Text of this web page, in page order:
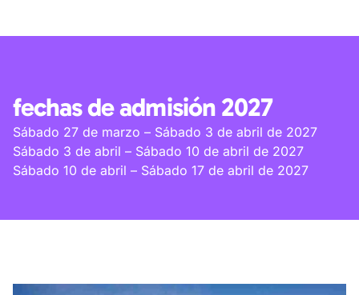
fechas de admisión 2027
Sábado 27 de marzo – Sábado 3 de abril de 2027
Sábado 3 de abril – Sábado 10 de abril de 2027
Sábado 10 de abril – Sábado 17 de abril de 2027